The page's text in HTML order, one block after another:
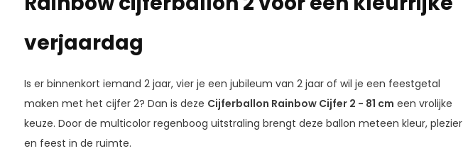
verjaardag
Is er binnenkort iemand 2 jaar, vier je een jubileum van 2 jaar of wil je een feestgetal
maken met het cijfer 2? Dan is deze Cijferballon Rainbow Cijfer 2 - 81 cm een vrolijke
keuze. Door de multicolor regenboog uitstraling brengt deze ballon meteen kleur, plezier
en feest in de ruimte.